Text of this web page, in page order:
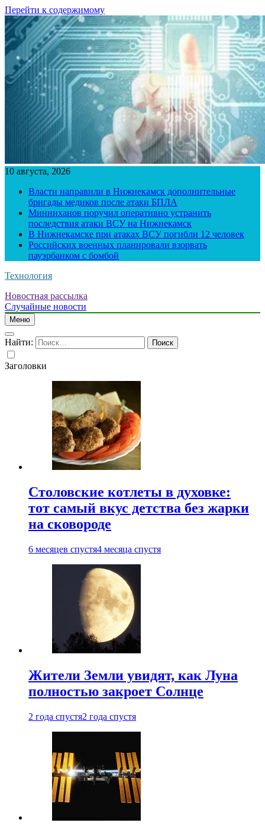
Перейти к содержимому
10 августа, 2026
Власти направили в Нижнекамск дополнительные
бригады медиков после атаки БПЛА
Минниханов поручил оперативно устранить
последствия атаки ВСУ на Нижнекамск
В Нижнекамске при атаках ВСУ погибли 12 человек
Российских военных планировали взорвать
пауэрбанком с бомбой
Технология
Новостная рассылка
Случайные новости
Меню
Найти:
Заголовки
Столовские котлеты в духовке:
тот самый вкус детства без жарки
на сковороде
6 месяцев спустя4 месяца спустя
Жители Земли увидят, как Луна
полностью закроет Солнце
2 года спустя2 года спустя